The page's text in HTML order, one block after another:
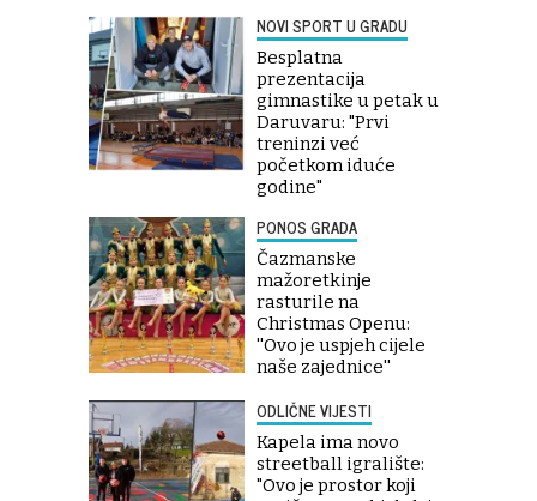
NOVI SPORT U GRADU
Besplatna
prezentacija
gimnastike u petak u
Daruvaru: "Prvi
treninzi već
početkom iduće
godine"
PONOS GRADA
Čazmanske
mažoretkinje
rasturile na
Christmas Openu:
''Ovo je uspjeh cijele
naše zajednice''
ODLIČNE VIJESTI
Kapela ima novo
streetball igralište:
"Ovo je prostor koji